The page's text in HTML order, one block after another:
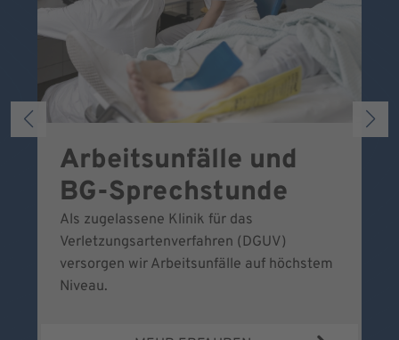
Arbeitsunfälle und
BG-Sprechstunde
Als zugelassene Klinik für das
Verletzungsartenverfahren (DGUV)
versorgen wir Arbeitsunfälle auf höchstem
Niveau.